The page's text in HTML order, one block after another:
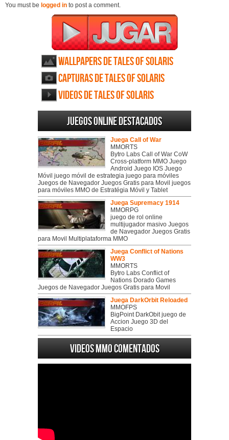
You must be logged in to post a comment.
Wallpapers de Tales of Solaris
Capturas de Tales of Solaris
Videos de Tales of Solaris
Juegos online destacados
Juega Call of War
MMORTS
Bytro Labs Call of War CoW
Cross-platform MMO Juego
Android Juego IOS Juego
Móvil juego móvil de estrategia juego para móviles
Juegos de Navegador Juegos Gratis para Movil juegos
para móviles MMO de Estratégia Móvil y Tablet
Juega Supremacy 1914
MMORPG
juego de rol online
multijugador masivo Juegos
de Navegador Juegos Gratis
para Movil Multiplataforma MMO
Juega Conflict of Nations
WW3
MMORTS
Bytro Labs Conflict of
Nations Dorado Games
Juegos de Navegador Juegos Gratis para Movil
Juega DarkOrbit Reloaded
MMOFPS
BigPoint DarkObit juego de
Accion Juego 3D del
Espacio
Videos MMO Comentados